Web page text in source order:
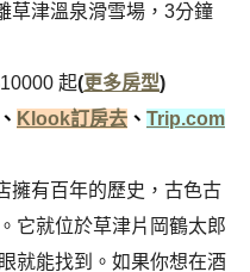
草津溫泉滑雪場，3分鐘
起(更多房型)
、 Klook訂房去 、 Trip.com
擁有百年的歷史，古色古
它就位於草津片岡鶴太郎
就能找到。如果你想在酒